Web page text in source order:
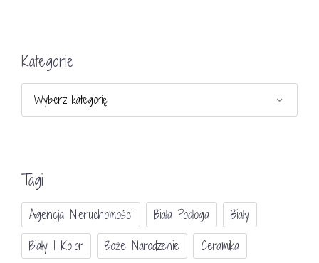
Kategorie
Tagi
Agencja Nieruchomości Biała Podłoga
Biały
Biały I Kolor
Boże Narodzenie
Ceramika